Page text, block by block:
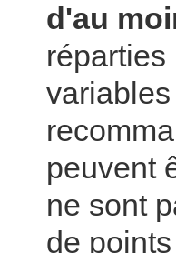
d'au
peuvent
ne sont
de